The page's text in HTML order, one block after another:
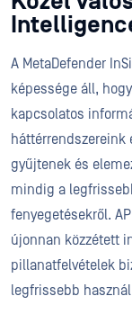
A MetaDefender
képessége áll,
kapcsolatos
gyűjtenek és
mindig a
fenyegetésekről.
újonnan közzétett
pillanatfelvételek
legfrissebb